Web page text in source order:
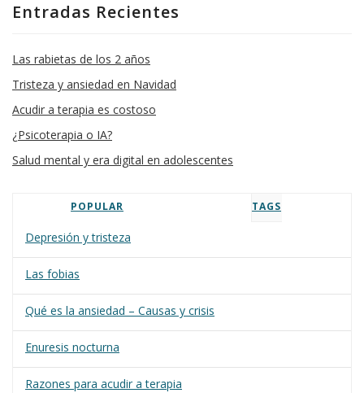
Entradas Recientes
Las rabietas de los 2 años
Tristeza y ansiedad en Navidad
Acudir a terapia es costoso
¿Psicoterapia o IA?
Salud mental y era digital en adolescentes
POPULAR TAGS
Depresión y tristeza
Las fobias
Qué es la ansiedad – Causas y crisis
Enuresis nocturna
Razones para acudir a terapia